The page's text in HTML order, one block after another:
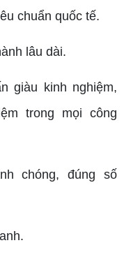
chuẩn quốc tế.
lâu dài.
giàu kinh nghiệm,
trong mọi công
chóng, đúng số